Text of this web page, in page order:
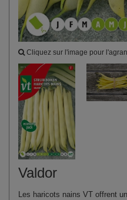
Cliquez sur l'image pour
Valdor
Les haricots nains VT offrent